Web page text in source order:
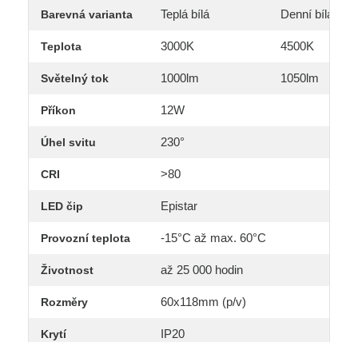
Barevná varianta Teplá bílá Denní bílá
Teplota 3000K 4500K
Světelný tok 1000lm 1050lm
Příkon 12W
Úhel svitu 230°
CRI >80
LED čip Epistar
Provozní teplota -15°C až max. 60°C
Životnost až 25 000 hodin
Rozměry 60x118mm (p/v)
Krytí IP20